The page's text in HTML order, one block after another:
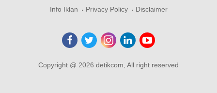
Info Iklan
Privacy Policy Disclaimer
Copyright @ 2026 detikcom, All right reserved